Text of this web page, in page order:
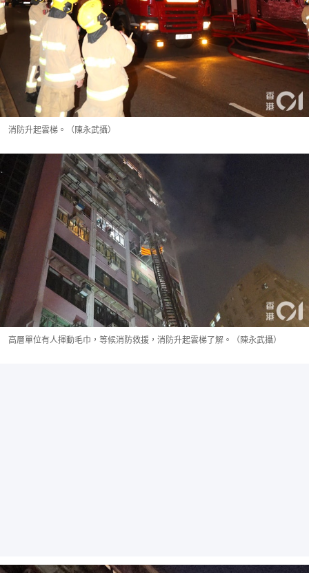
消防升起雲梯。（陳永武攝）
高層單位有人揮動毛巾，等候消防救援，消防升起雲梯了解。（陳永武攝）